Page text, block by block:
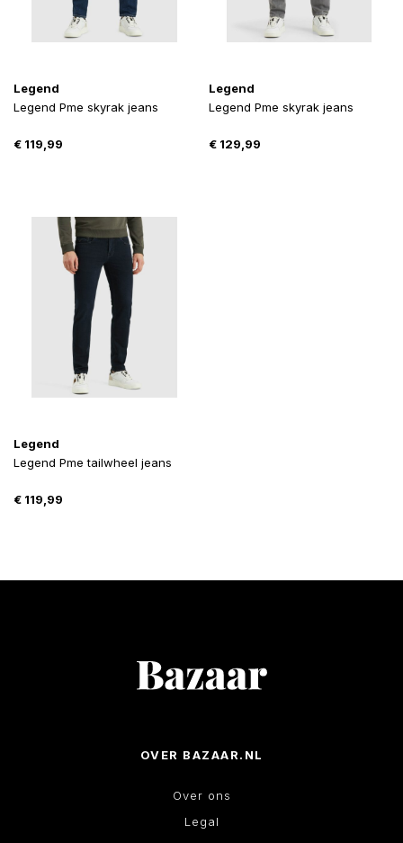
Legend
Legend Pme skyrak jeans
€ 119,99
Legend
Legend Pme skyrak jeans
€129,99
Legend
Legend Pme tailwheel jeans
€ 119,99
OVER BAZAAR.NL
Over ons
Legal